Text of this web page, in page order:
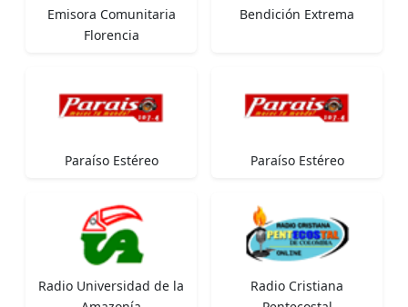
Emisora Comunitaria
Florencia
Bendición Extrema
Paraíso Estéreo Paraíso Estéreo
Radio Universidad de la
Radio Cristiana